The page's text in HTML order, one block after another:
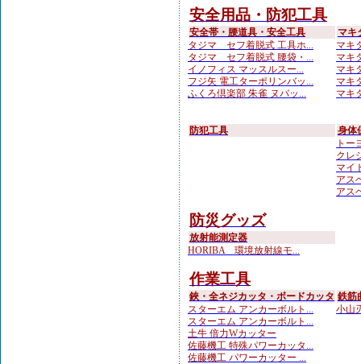
安全用品・防犯工具
安全帯・腰道具・安全工具
タジマ セフ着脱式 工具ホ...
タジマ セフ着脱式 腰袋・...
イノフィス マッスルスー...
フジ矢 電工ターポリンバッ...
ふくろ倶楽部 朱雀 ヌバッ...
マキ
マキ
マキ
マキ
マキ
マキ
防犯工具
身体
トー
クレ
マイ
アス
アス
防災グッズ
放射能測定器
HORIBA 環境放射線モ...
作業工具
鋏・全ネジカッタ・ボードカッタ
スターエム アンカーボルト...
スターエム アンカーボルト...
土牛 倍力Wカッター
佐藤機工 特殊パワーカッタ...
佐藤機工 パワーカッター ...
鉄筋
小山